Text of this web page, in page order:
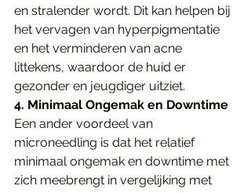
en stralender wordt. Dit kan helpen bij
het vervagen van hyperpigmentatie
en het verminderen van acne
littekens, waardoor de huid er
gezonder en jeugdiger uitziet.
4. Minimaal Ongemak en Downtime
Een ander voordeel van
microneedling is dat het relatief
minimaal ongemak en downtime met
zich meebrengt in vergelijking met